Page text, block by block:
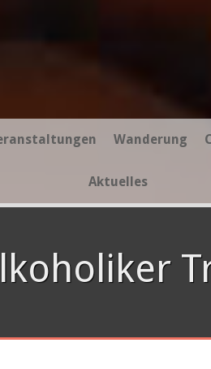
Wanderung
Aktuelles